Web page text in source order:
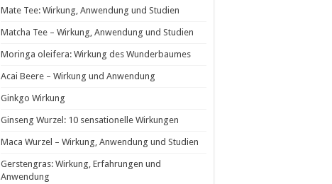
Mate Tee: Wirkung, Anwendung und Studien
Matcha Tee – Wirkung, Anwendung und Studien
Moringa oleifera: Wirkung des Wunderbaumes
Acai Beere – Wirkung und Anwendung
Ginkgo Wirkung
Ginseng Wurzel: 10 sensationelle Wirkungen
Maca Wurzel – Wirkung, Anwendung und Studien
Gerstengras: Wirkung, Erfahrungen und
Anwendung